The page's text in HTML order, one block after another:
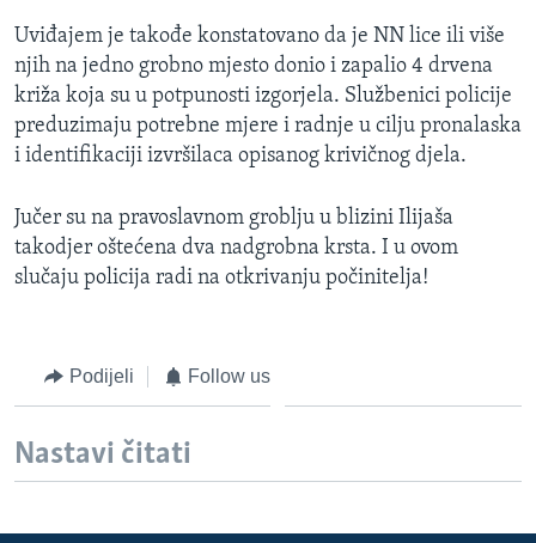
Uviđajem je takođe konstatovano da je NN lice ili više
njih na jedno grobno mjesto donio i zapalio 4 drvena
križa koja su u potpunosti izgorjela. Službenici policije
preduzimaju potrebne mjere i radnje u cilju pronalaska
i identifikaciji izvršilaca opisanog krivičnog djela.
Jučer su na pravoslavnom groblju u blizini Ilijaša
takodjer oštećena dva nadgrobna krsta. I u ovom
slučaju policija radi na otkrivanju počinitelja!
Podijeli Follow us
Nastavi čitati